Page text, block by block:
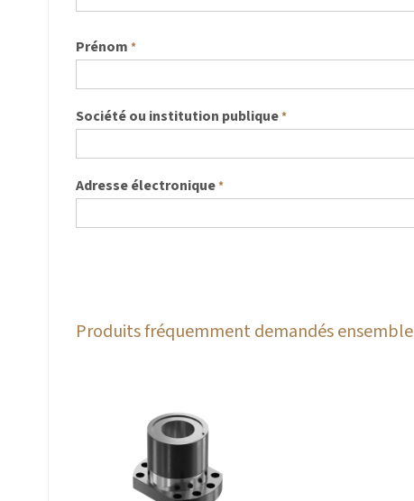
Prénom *
Société ou institution publique*
Adresse électronique*
Produits fréquemment demandés ensemble